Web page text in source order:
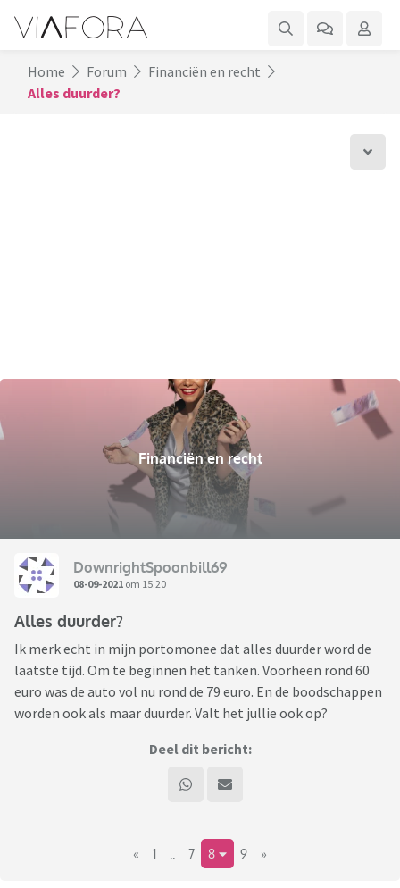
Home Forum
Financiën en recht
Alles duurder?
Financiën en recht
DownrightSpoonbill69
08-09-2021 om 15:20
Alles duurder?
Ik merk echt in mijn portomonee dat alles duurder word de
laatste tijd. Om te beginnen het tanken. Voorheen rond 60
euro was de auto vol nu rond de 79 euro. En de boodschappen
worden ook als maar duurder. Valt het jullie ook op?
Deel dit bericht:
« 1 7 8 9 »